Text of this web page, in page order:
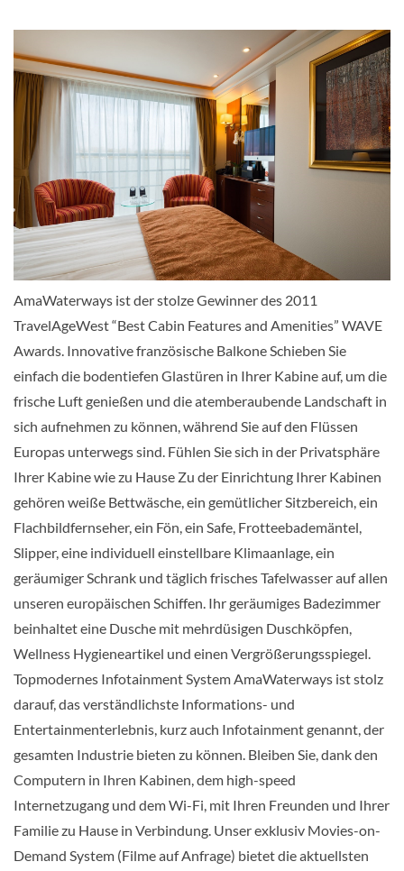
Balkonkabine-[B]
Violin Deck
Balkonkabine
Balkonkabine-[C]
Violin Deck
Balkonkabine
Außenkabine-[D]
Piano Deck
Aussenkabine
Außenkabine-[E]
Junior Suite-[S]
AmaWaterways ist der stolze Gewinner des 2011
TravelAgeWest “Best Cabin Features and Amenities” WAVE
Awards. Innovative französische Balkone Schieben Sie
einfach die bodentiefen Glastüren in Ihrer Kabine auf, um die
frische Luft genießen und die atemberaubende Landschaft in
sich aufnehmen zu können, während Sie auf den Flüssen
Europas unterwegs sind. Fühlen Sie sich in der Privatsphäre
Ihrer Kabine wie zu Hause Zu der Einrichtung Ihrer Kabinen
gehören weiße Bettwäsche, ein gemütlicher Sitzbereich, ein
Flachbildfernseher, ein Fön, ein Safe, Frotteebademäntel,
Slipper, eine individuell einstellbare Klimaanlage, ein
geräumiger Schrank und täglich frisches Tafelwasser auf allen
unseren europäischen Schiffen. Ihr geräumiges Badezimmer
beinhaltet eine Dusche mit mehrdüsigen Duschköpfen,
Wellness Hygieneartikel und einen Vergrößerungsspiegel.
Topmodernes Infotainment System AmaWaterways ist stolz
darauf, das verständlichste Informations- und
Entertainmenterlebnis, kurz auch Infotainment genannt, der
gesamten Industrie bieten zu können. Bleiben Sie, dank den
Computern in Ihren Kabinen, dem high-speed
Internetzugang und dem Wi-Fi, mit Ihren Freunden und Ihrer
Familie zu Hause in Verbindung. Unser exklusiv Movies-on-
Demand System (Filme auf Anfrage) bietet die aktuellsten